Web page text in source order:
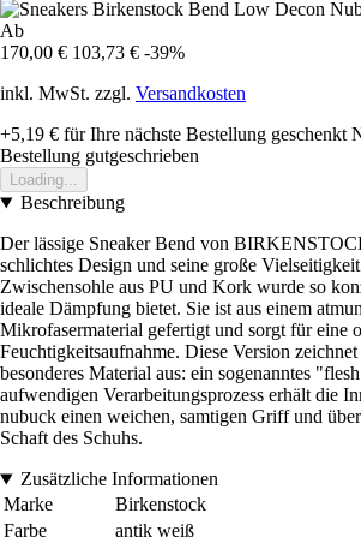
Ab
170,00 € 103,73 € -39%
inkl. MwSt. zzgl. Versandkosten
+5,19 € für Ihre nächste Bestellung geschenkt
Bestellung gutgeschrieben
Loading...
Beschreibung
Der lässige Sneaker Bend von
schlichtes Design und seine große
Zwischensohle aus PU und Kork wurde so
ideale Dämpfung bietet. Sie ist aus einem
Mikrofasermaterial gefertigt und sorgt für eine
Feuchtigkeitsaufnahme. Diese Version
besonderes Material aus: ein sogenanntes
aufwendigen Verarbeitungsprozess erhält die
nubuck einen weichen, samtigen Griff und
Schaft des Schuhs.
Zusätzliche Informationen
Marke
Birkenstock
Farbe
antik weiß